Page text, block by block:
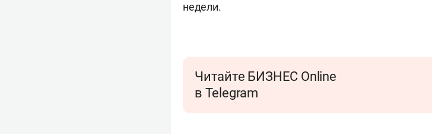
недели.
Читайте БИЗНЕС Online
в Telegram